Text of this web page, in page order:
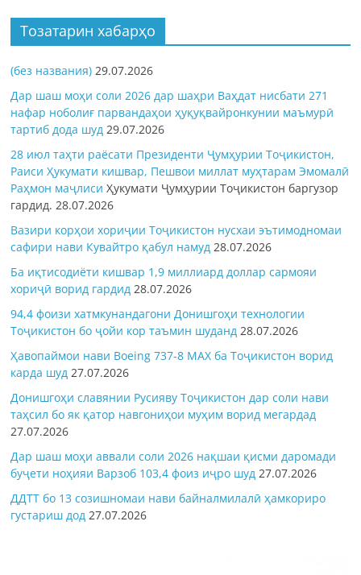
Тозатарин хабарҳо
(без названия) 29.07.2026
Дар шаш моҳи соли 2026 дар шаҳри Ваҳдат нисбати 271
нафар ноболиғ парвандаҳои ҳуқуқвайронкунии маъмурӣ
тартиб дода шуд 29.07.2026
28 июл таҳти раёсати Президенти Ҷумҳурии Тоҷикистон,
Раиси Ҳукумати кишвар, Пешвои миллат муҳтарам Эмомалӣ
Раҳмон маҷлисиҲукумати Ҷумҳурии Тоҷикистон баргузор
гардид.28.07.2026
Вазири корҳои хориҷии Тоҷикистон нусхаи эътимодномаи
сафири нави Кувайтро қабул намуд 28.07.2026
Ба иқтисодиёти кишвар 1,9 миллиард доллар сармояи
хориҷӣ ворид гардид 28.07.2026
94,4 фоизи хатмкунандагони Донишгоҳи технологии
Тоҷикистон бо ҷойи кор таъмин шуданд 28.07.2026
Ҳавопаймои нави Boeing 737-8 MAX ба Тоҷикистон ворид
карда шуд 27.07.2026
Донишгоҳи славянии Русияву Тоҷикистон дар соли нави
таҳсил бо як қатор навгониҳои муҳим ворид мегардад
27.07.2026
Дар шаш моҳи аввали соли 2026 нақшаи қисми даромади
буҷети ноҳияи Варзоб 103,4 фоиз иҷро шуд 27.07.2026
ДДТТ бо 13 созишномаи нави байналмилалӣ ҳамкориро
густариш дод 27.07.2026